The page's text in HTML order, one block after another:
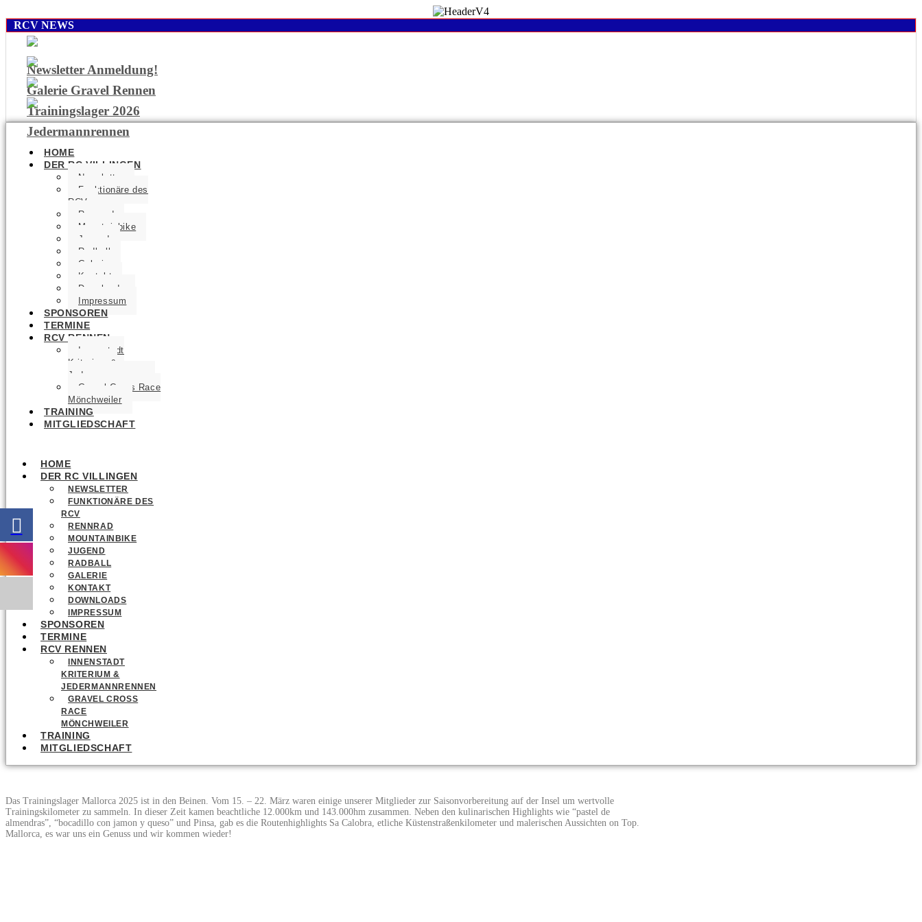
RCV NEWS
Newsletter Anmeldung!
Galerie Gravel Rennen
Trainingslager 2026
Jedermannrennen
HOME
DER RC VILLINGEN
Newsletter
Funktionäre des
RCV
Rennrad
Mountainbike
Jugend
Radball
Galerie
Kontakt
Downloads
Impressum
SPONSOREN
TERMINE
RCV RENNEN
Innenstadt
Kriterium &
Jedermannrennen
Gravel Cross Race
Mönchweiler
TRAINING
MITGLIEDSCHAFT
HOME
DER RC VILLINGEN
NEWSLETTER
FUNKTIONÄRE DES
RCV
RENNRAD
MOUNTAINBIKE
JUGEND
RADBALL
GALERIE
KONTAKT
DOWNLOADS
IMPRESSUM
SPONSOREN
TERMINE
RCV RENNEN
INNENSTADT
KRITERIUM &
JEDERMANNRENNEN
GRAVEL CROSS
RACE
MÖNCHWEILER
TRAINING
MITGLIEDSCHAFT
Das Trainingslager Mallorca 2025 ist in den Beinen. Vom 15. – 22. März waren einige unserer Mitglieder zur Saisonvorbereitung auf der Insel um wertvolle
Trainingskilometer zu sammeln. In dieser Zeit kamen beachtliche 12.000km und 143.000hm zusammen. Neben den kulinarischen Highlights wie “pastel de
almendras”, “bocadillo con jamon y queso” und Pinsa, gab es die Routenhighlights Sa Calobra, etliche Küstenstraßenkilometer und malerischen Aussichten on Top.
Mallorca, es war uns ein Genuss und wir kommen wieder!